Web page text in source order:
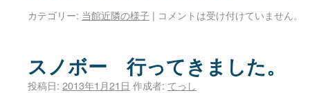
カテゴリー: 当館近隣の様子 | コメントは受け付けていません。
スノボー 行ってきました。
投稿日: 2013年1月21日 作成者: てっし